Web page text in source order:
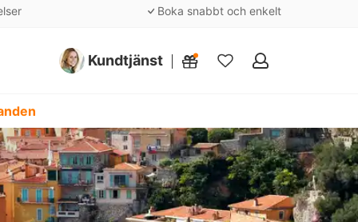
Boka snabbt och enkelt
Kundtjänst
Mina